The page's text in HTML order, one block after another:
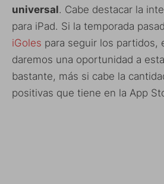
universal. Cabe destacar la
para iPad. Si la temporada
iGoles para seguir los partidos,
daremos una oportunidad a
bastante, más si cabe la
positivas que tiene en la App